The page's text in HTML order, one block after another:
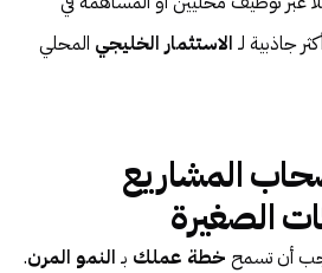
جاذبية لـ الاستثمار الخليجي المحلي
المشاريع
الصغيرة
أن تسمح خطة عملك بـ النمو المرن.